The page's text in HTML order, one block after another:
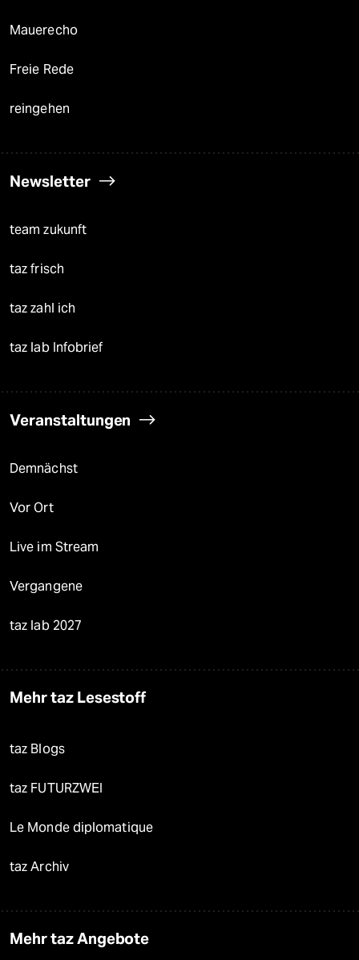
Mauerecho
Freie Rede
reingehen
Newsletter
team zukunft
taz frisch
taz zahl ich
taz lab Infobrief
Veranstaltungen
Demnächst
Vor Ort
Live im Stream
Vergangene
taz lab 2027
Mehr taz Lesestoff
taz Blogs
taz FUTURZWEI
Le Monde diplomatique
taz Archiv
Mehr taz Angebote